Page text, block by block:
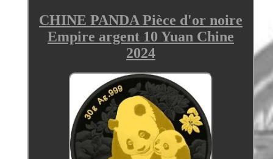
CHINE PANDA Pièce d'or noire
Empire argent 10 Yuan Chine
2024